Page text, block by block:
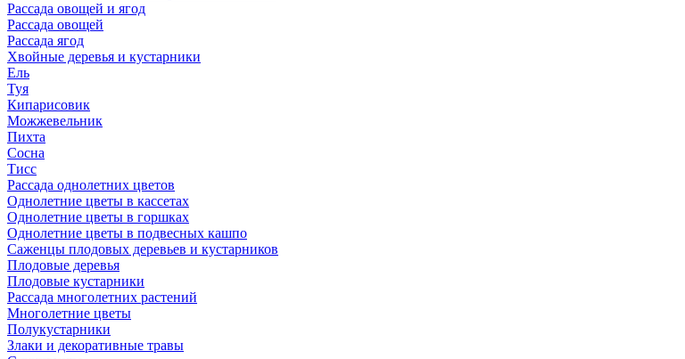
Рассада овощей и ягод
Рассада овощей
Рассада ягод
Хвойные деревья и кустарники
Ель
Туя
Кипарисовик
Можжевельник
Пихта
Сосна
Тисc
Рассада однолетних цветов
Однолетние цветы в кассетах
Однолетние цветы в горшках
Однолетние цветы в подвесных кашпо
Саженцы плодовых деревьев и кустарников
Плодовые деревья
Плодовые кустарники
Рассада многолетних растений
Многолетние цветы
Полукустарники
Злаки и декоративные травы